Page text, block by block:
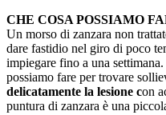
CHE COSA POSSIAMO
Un morso di zanzara non
dare fastidio nel giro di poco
impiegare fino a una
possiamo fare per trovare
delicatamente la lesione con
puntura di zanzara è una